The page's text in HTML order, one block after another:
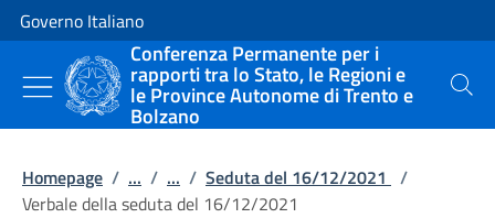
Vai al contenuto
Vai alla navigazione del sito
Governo Italiano
Conferenza Permanente per i
rapporti tra lo Stato, le Regioni e
le Province Autonome di Trento e
Bolzano
Cerca
Homepage / ... / ... / Seduta del 16/12/2021 /
Verbale della seduta del 16/12/2021